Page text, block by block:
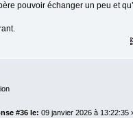
pouvoir échanger un peu et
#36 le: 09 janvier 2026 à 13:22:35